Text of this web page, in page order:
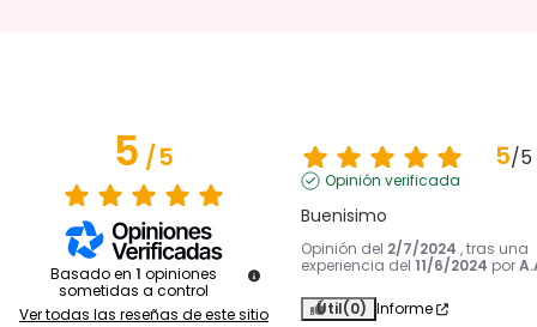
5/5
Basado en 1 opiniones
sometidas a control
Ver todas las reseñas de este sitio
5/5
Opinión verificada
Buenisimo
Opinión del 2/7/2024 , tras una
experiencia del 11/6/2024 por
Útil(0) Informe